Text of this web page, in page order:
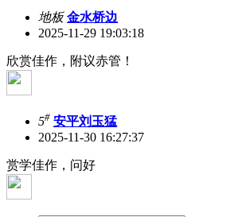
地板 金水桥边
2025-11-29 19:03:18
欣赏佳作，附议赤管！
5# 安平刘玉猛
2025-11-30 16:27:37
赏学佳作，问好